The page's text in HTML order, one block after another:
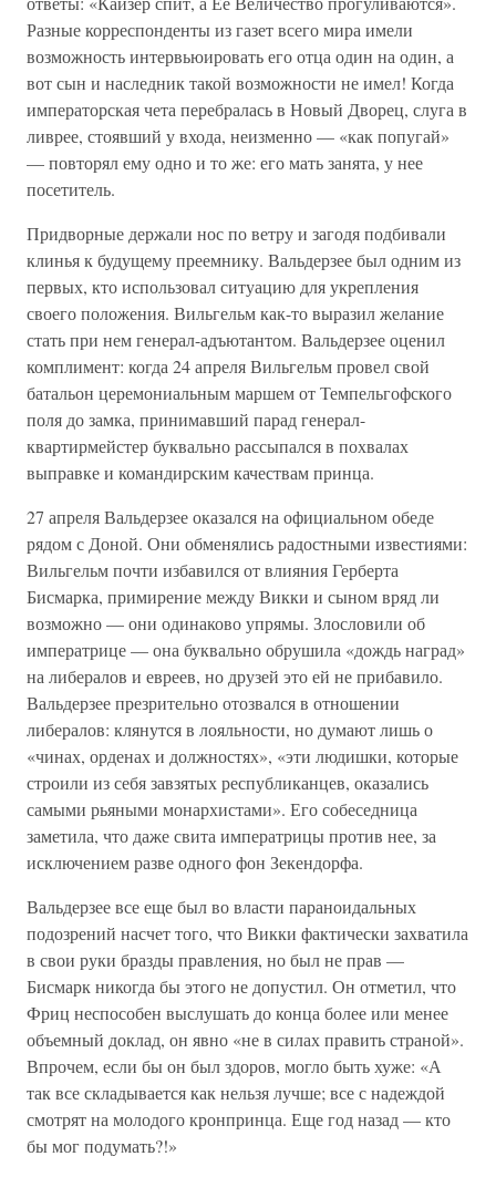
Разные корреспонденты из газет всего мира имели
возможность интервьюировать его отца один на один, а
вот сын и наследник такой возможности не имел! Когда
императорская чета перебралась в Новый Дворец, слуга в
ливрее, стоявший у входа, неизменно — «как попугай»
— повторял ему одно и то же: его мать занята, у нее
посетитель.
Придворные держали нос по ветру и загодя подбивали
клинья к будущему преемнику. Вальдерзее был одним из
первых, кто использовал ситуацию для укрепления
своего положения. Вильгельм как-то выразил желание
стать при нем генерал-адъютантом. Вальдерзее оценил
комплимент: когда 24 апреля Вильгельм провел свой
батальон церемониальным маршем от Темпельгофского
поля до замка, принимавший парад генерал-
квартирмейстер буквально рассыпался в похвалах
выправке и командирским качествам принца.
27 апреля Вальдерзее оказался на официальном обеде
рядом с Доной. Они обменялись радостными известиями:
Вильгельм почти избавился от влияния Герберта
Бисмарка, примирение между Викки и сыном вряд ли
возможно — они одинаково упрямы. Злословили об
императрице — она буквально обрушила «дождь наград»
на либералов и евреев, но друзей это ей не прибавило.
Вальдерзее презрительно отозвался в отношении
либералов: клянутся в лояльности, но думают лишь о
«чинах, орденах и должностях», «эти людишки, которые
строили из себя завзятых республиканцев, оказались
самыми рьяными монархистами». Его собеседница
заметила, что даже свита императрицы против нее, за
исключением разве одного фон Зекендорфа.
Вальдерзее все еще был во власти параноидальных
подозрений насчет того, что Викки фактически захватила
в свои руки бразды правления, но был не прав —
Бисмарк никогда бы этого не допустил. Он отметил, что
Фриц неспособен выслушать до конца более или менее
объемный доклад, он явно «не в силах править страной».
Впрочем, если бы он был здоров, могло быть хуже: «А
так все складывается как нельзя лучше; все с надеждой
смотрят на молодого кронпринца. Еще год назад — кто
бы мог подумать?!»